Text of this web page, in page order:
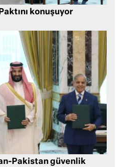
konuşuyor
Pakistan güvenlik